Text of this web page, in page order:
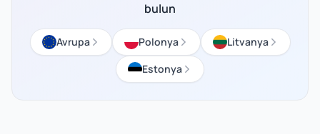
bulun
Avrupa Polonya
Litvanya
Estonya